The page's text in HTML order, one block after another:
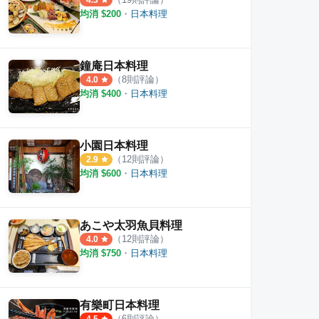
均消 $200 ・ 日本料理
鐘庵日本料理
4.0 （8則評論）
均消 $400 ・ 日本料理
小園日本料理
2.9 （ 12則評論）
均消 $600 ・ 日本料理
あこや太羽魚貝料理
4.0 （ 12則評論）
均消 $750 ・ 日本料理
有樂町日本料理